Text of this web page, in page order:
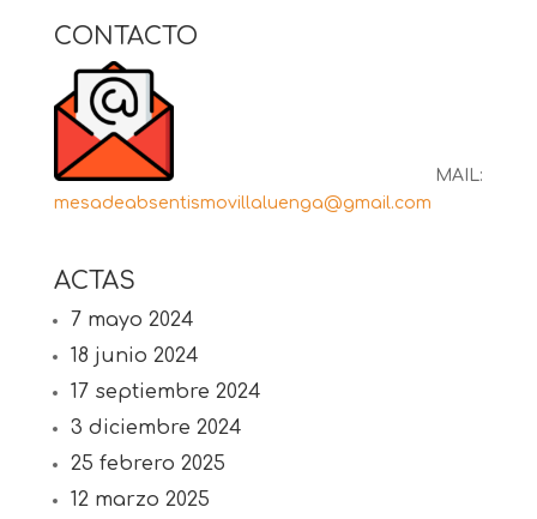
CONTACTO
MAIL:
mesadeabsentismovillaluenga@gmail.com
ACTAS
7 mayo 2024
18 junio 2024
17 septiembre 2024
3 diciembre 2024
25 febrero 2025
12 marzo 2025